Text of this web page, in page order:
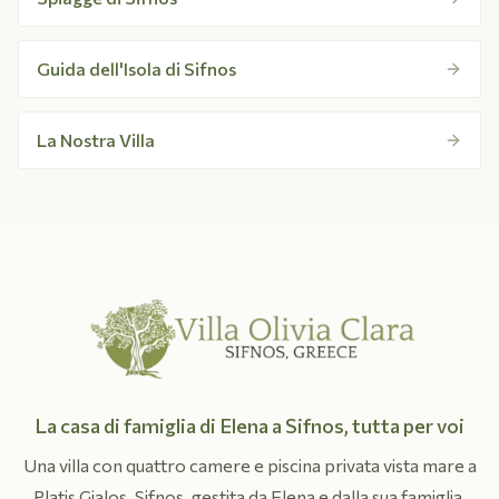
Guida dell'Isola di Sifnos
La Nostra Villa
La casa di famiglia di Elena a Sifnos, tutta per voi
Una villa con quattro camere e piscina privata vista mare a